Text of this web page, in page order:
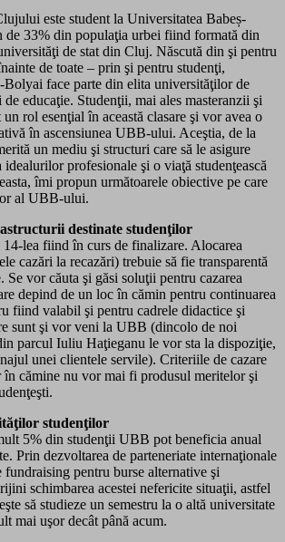
este student la Universitatea Babeș-
33% din populaţia urbei fiind formată din
de stat din Cluj. Născută din şi pentru
de toate – prin şi pentru studenţi,
Bolyai face parte din elita universităţilor de
de educaţie. Studenţii, mai ales masteranzii şi
rol esenţial în această clasare şi vor avea o
în ascensiunea UBB-ului. Aceştia, de la
un mediu şi structuri care să le asigure
profesionale şi o viaţă studenţească
îmi propun următoarele obiective pe care
al UBB-ului.
destinate studenţilor
lea fiind în curs de finalizare. Alocarea
cazări la recazări) trebuie să fie transparentă
vor căuta şi găsi soluţii pentru cazarea
depind de un loc în cămin pentru continuarea
fiind valabil şi pentru cadrele didactice şi
sunt şi vor veni la UBB (dincolo de noi
parcul Iuliu Haţieganu le vor sta la dispoziţie,
unei clientele servile). Criteriile de cazare
în cămine nu vor mai fi produsul meritelor şi
studenţilor
5% din studenţii UBB pot beneficia anual
Prin dezvoltarea de parteneriate internaţionale
pentru burse alternative şi
schimbarea acestei nefericite situaţii, astfel
să studieze un semestru la o altă universitate
mai uşor decât până acum.